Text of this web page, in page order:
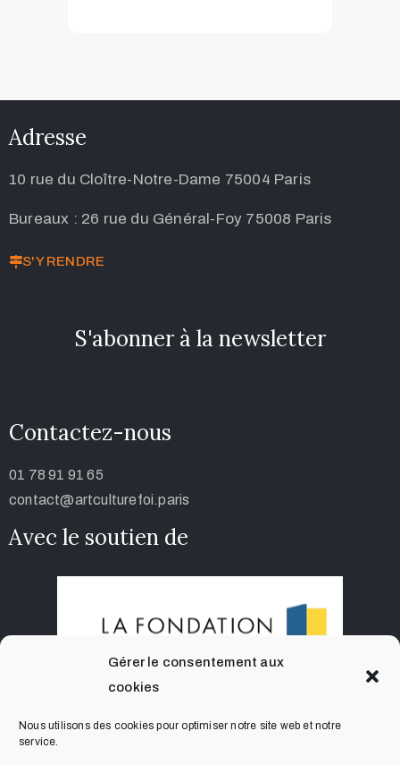
Gérer le consentement aux
cookies
Nous utilisons des cookies pour optimiser notre site web et notre
service.
Adresse
10 rue du Cloître-Notre-Dame 75004 Paris
Bureaux : 26 rue du Général-Foy 75008 Paris
S'Y RENDRE
S'abonner à la newsletter
Contactez-nous
01 78 91 91 65
contact@artculturefoi.paris
Avec le soutien de